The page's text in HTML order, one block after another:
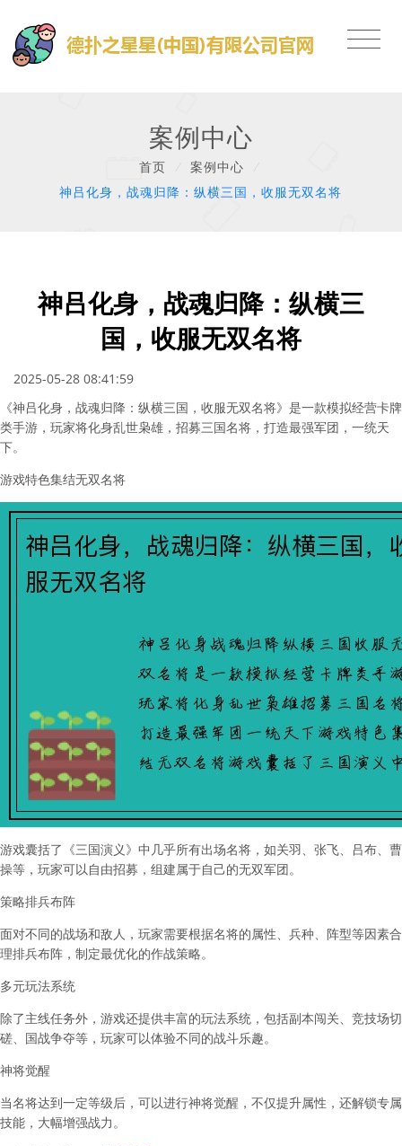
案例中心
首页 案例中心
神吕化身，战魂归降：纵横三国，收服无双名将
神吕化身，战魂归降：纵横三
国，收服无双名将
2025-05-28 08:41:59
《神吕化身，战魂归降：纵横三国，收服无双名将》是一款模拟经营卡牌
类手游，玩家将化身乱世枭雄，招募三国名将，打造最强军团，一统天
下。
游戏特色集结无双名将
游戏囊括了《三国演义》中几乎所有出场名将，如关羽、张飞、吕布、曹
操等，玩家可以自由招募，组建属于自己的无双军团。
策略排兵布阵
面对不同的战场和敌人，玩家需要根据名将的属性、兵种、阵型等因素合
理排兵布阵，制定最优化的作战策略。
多元玩法系统
除了主线任务外，游戏还提供丰富的玩法系统，包括副本闯关、竞技场切
磋、国战争夺等，玩家可以体验不同的战斗乐趣。
神将觉醒
当名将达到一定等级后，可以进行神将觉醒，不仅提升属性，还解锁专属
技能，大幅增强战力。